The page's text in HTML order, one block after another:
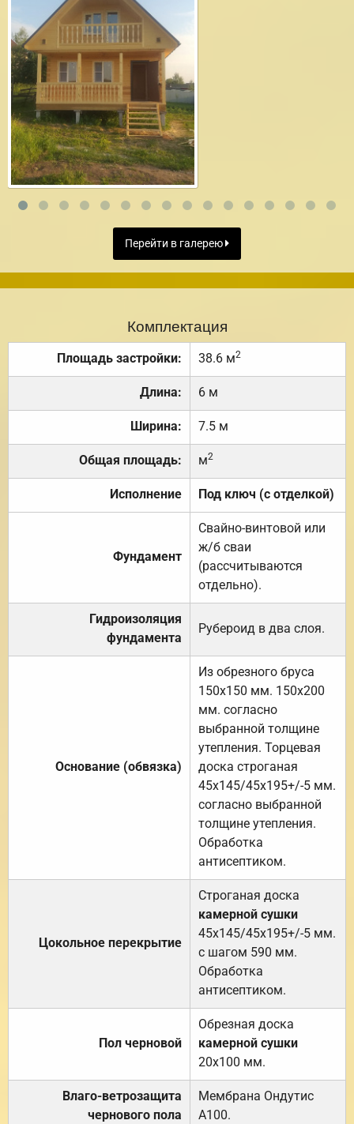
Перейти в галерею
Комплектация
Площадь застройки: 38.6 м2
Длина: 6 м
Ширина: 7.5 м
Общая площадь: м2
Исполнение Под ключ (с отделкой)
Фундамент
Свайно-винтовой или
ж/б сваи
(рассчитываются
отдельно).
Гидроизоляция
фундамента
Рубероид в два слоя.
Основание (обвязка)
Из обрезного бруса
150х150 мм. 150х200
мм. согласно
выбранной толщине
утепления. Торцевая
доска строганая
45х145/45х195+/-5 мм.
согласно выбранной
толщине утепления.
Обработка
антисептиком.
Цокольное перекрытие
Строганая доска
камерной сушки
45х145/45х195+/-5 мм.
с шагом 590 мм.
Обработка
антисептиком.
Пол черновой
Обрезная доска
камерной сушки
20х100 мм.
Влаго-ветрозащита
чернового пола
Мембрана Ондутис
А100.